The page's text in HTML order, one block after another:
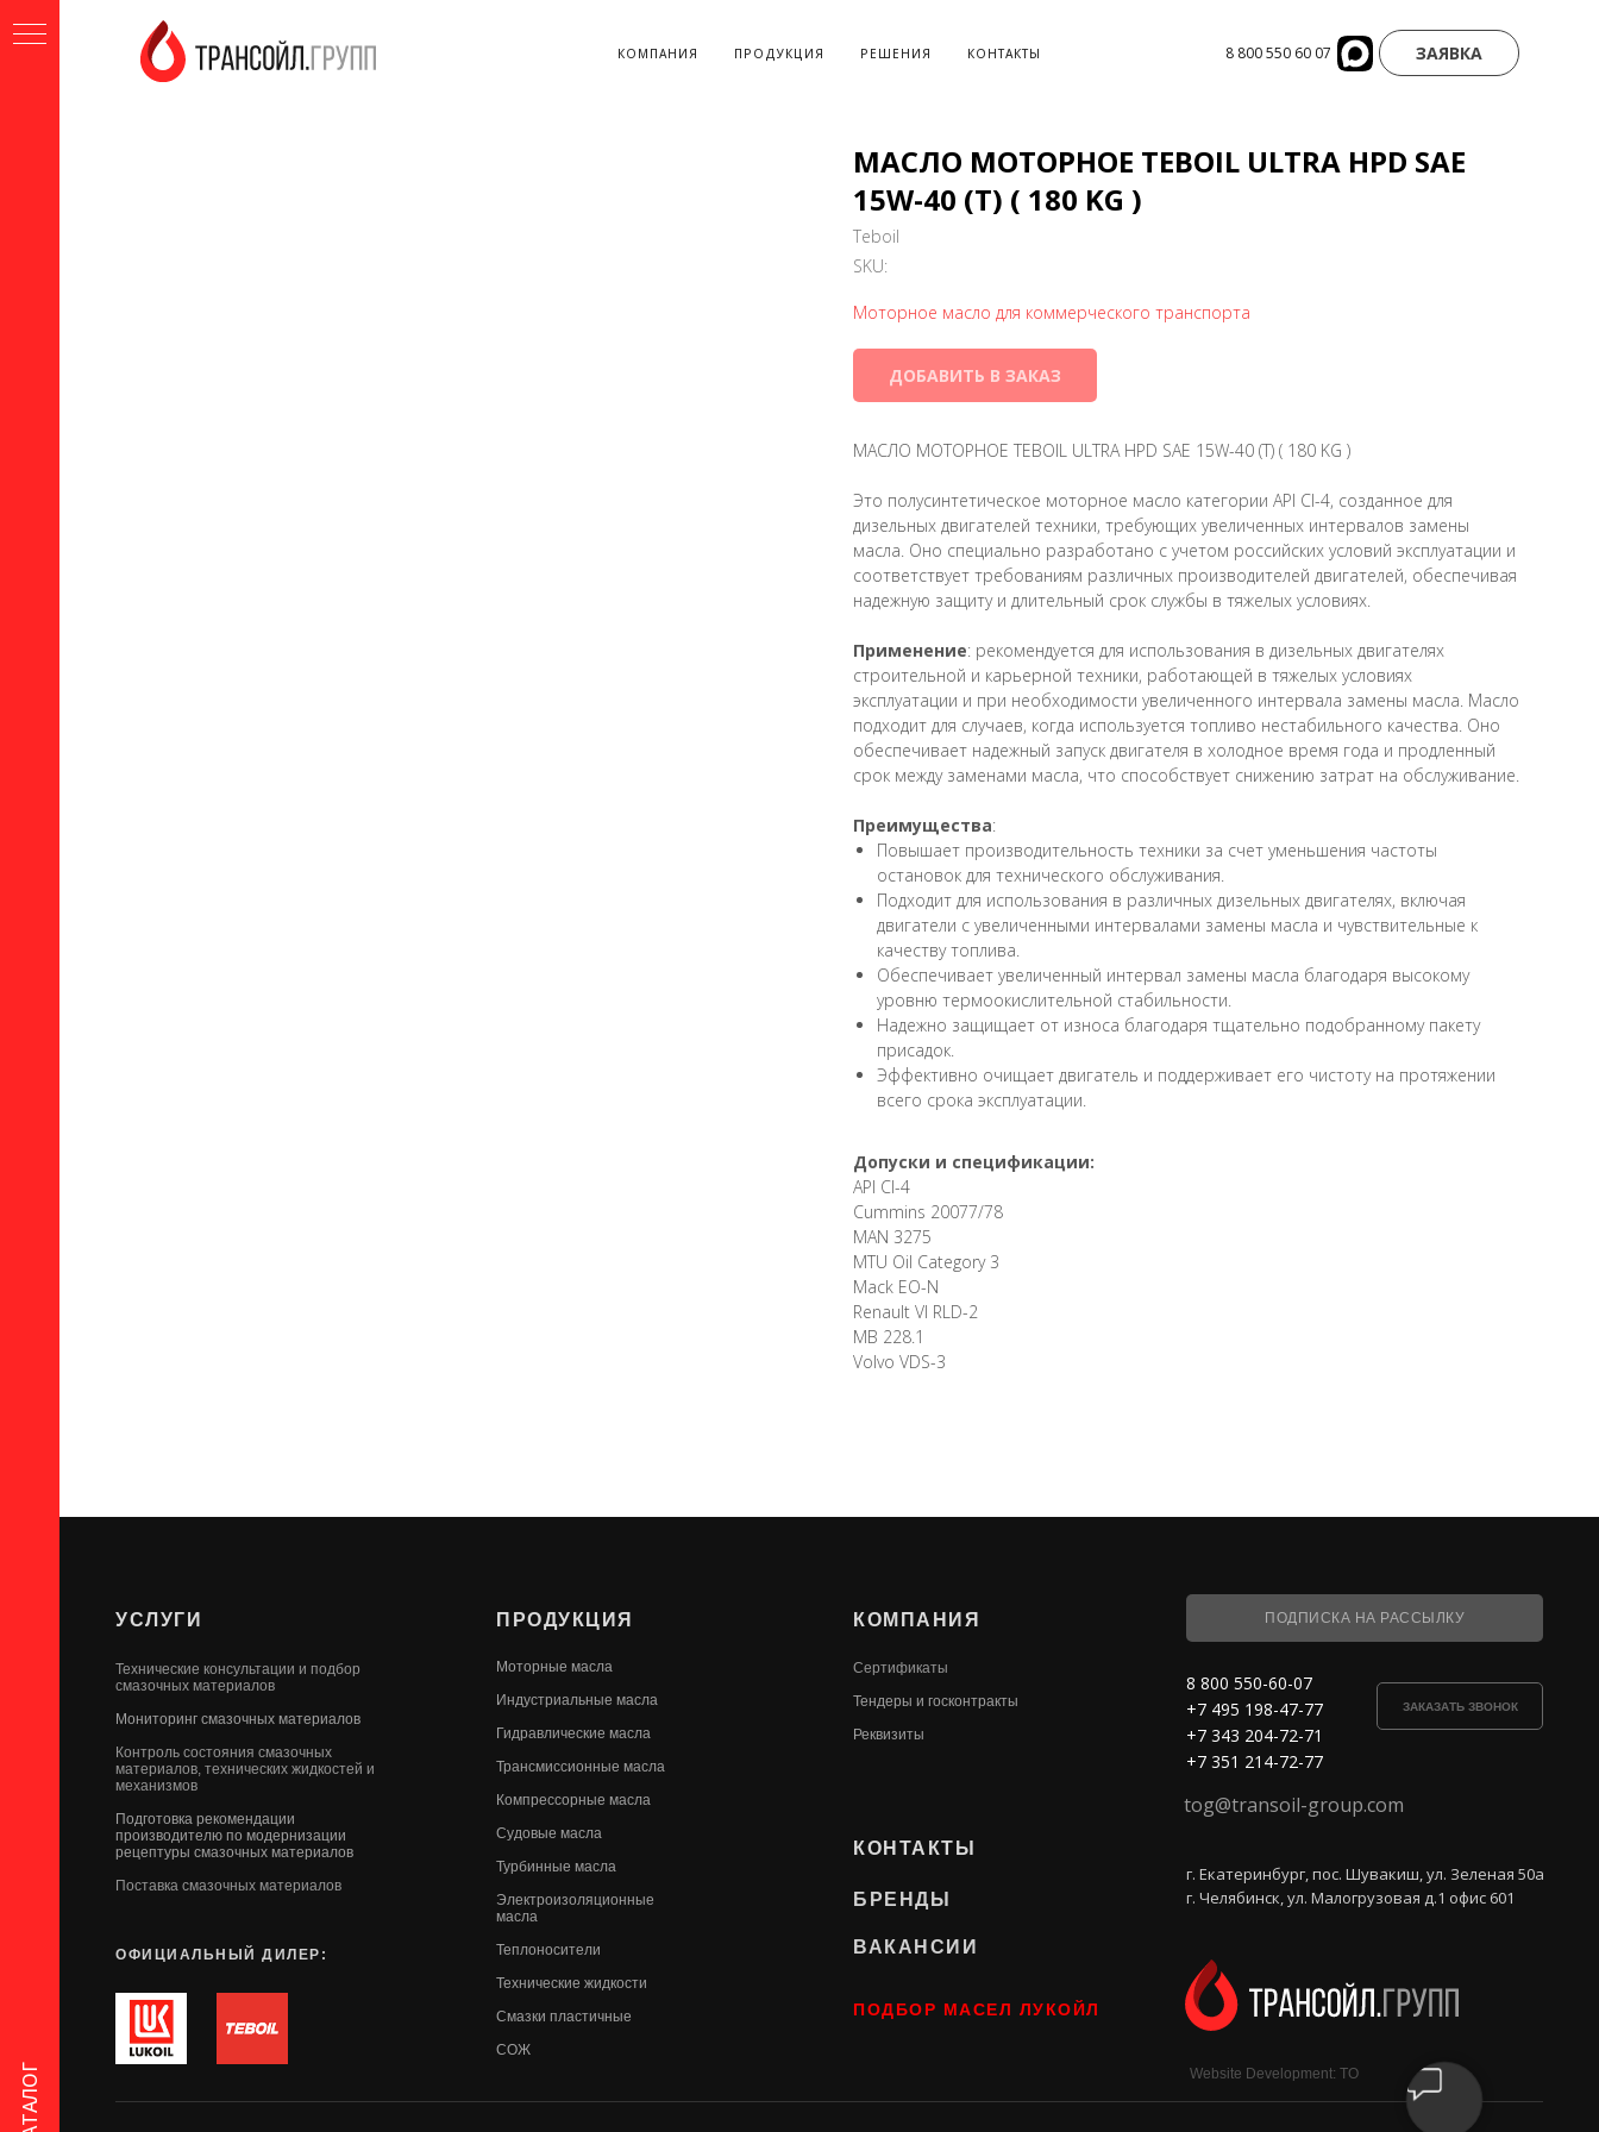
КОМПАНИЯ ПРОДУКЦИЯ РЕШЕНИЯ КОНТАКТЫ 8 800 550 60 07 ЗАЯВКА
КАТАЛОГ
МАСЛО МОТОРНОЕ TEBOIL ULTRA HPD SAE
15W-40 (Т) ( 180 KG )
Teboil
SKU:
Моторное масло для коммерческого транспорта
ДОБАВИТЬ В ЗАКАЗ
МАСЛО МОТОРНОЕ TEBOIL ULTRA HPD SAE 15W-40 (Т) ( 180 KG )
Это полусинтетическое моторное масло категории API CI-4, созданное для
дизельных двигателей техники, требующих увеличенных интервалов замены
масла. Оно специально разработано с учетом российских условий эксплуатации и
соответствует требованиям различных производителей двигателей, обеспечивая
надежную защиту и длительный срок службы в тяжелых условиях.
Применение: рекомендуется для использования в дизельных двигателях
строительной и карьерной техники, работающей в тяжелых условиях
эксплуатации и при необходимости увеличенного интервала замены масла. Масло
подходит для случаев, когда используется топливо нестабильного качества. Оно
обеспечивает надежный запуск двигателя в холодное время года и продленный
срок между заменами масла, что способствует снижению затрат на обслуживание.
Преимущества:
Повышает производительность техники за счет уменьшения частоты
остановок для технического обслуживания.
Подходит для использования в различных дизельных двигателях, включая
двигатели с увеличенными интервалами замены масла и чувствительные к
качеству топлива.
Обеспечивает увеличенный интервал замены масла благодаря высокому
уровню термоокислительной стабильности.
Надежно защищает от износа благодаря тщательно подобранному пакету
присадок.
Эффективно очищает двигатель и поддерживает его чистоту на протяжении
всего срока эксплуатации.
Допуски и спецификации:
API CI-4
Cummins 20077/78
MAN 3275
MTU Oil Category 3
Mack EO-N
Renault VI RLD-2
MB 228.1
Volvo VDS-3
УСЛУГИ
Технические консультации и подбор
смазочных материалов
Мониторинг смазочных материалов
Контроль состояния смазочных
материалов, технических жидкостей и
механизмов
Подготовка рекомендации
производителю по модернизации
рецептуры смазочных материалов
Поставка смазочных материалов
ПРОДУКЦИЯ КОМПАНИЯ
Website Development: TO
ПОДПИСКА НА РАССЫЛКУ
8 800 550-60-07
+7 495 198-47-77
+7 343 204-72-71
+7 351 214-72-77
ЗАКАЗАТЬ ЗВОНОК
tog@transoil-group.com
г. Екатеринбург, пос. Шувакиш, ул. Зеленая 50а
г. Челябинск, ул. Малогрузовая д.1 офис 601
Моторные масла
Индустриальные масла
Гидравлические масла
Трансмиссионные масла
Компрессорные масла
Судовые масла
Турбинные масла
Электроизоляционные
масла
Теплоносители
Технические жидкости
Смазки пластичные
СОЖ
Сертификаты
Тендеры и госконтракты
Реквизиты
КОНТАКТЫ
ОФИЦИАЛЬНЫЙ ДИЛЕР:
БРЕНДЫ
ПОДБОР МАСЕЛ ЛУКОЙЛ
ВАКАНСИИ